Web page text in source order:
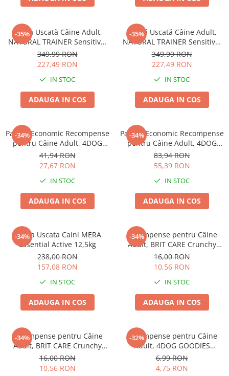
-35%
Hrană Uscată Câine Adult,
NATURAL TRAINER Sensitive,
Fără Gluten, Talie
Medie/Mare, Iepure, 12kg
349,99 RON
227,49 RON
IN STOC
ADAUGA IN COS
-35%
Hrană Uscată Câine Adult,
NATURAL TRAINER Sensitive,
Fără Gluten, Talie
Medie/Mare, Miel, 12kg
349,99 RON
227,49 RON
IN STOC
ADAUGA IN COS
-34%
Pachet Economic Recompense
pentru Câine Adult, 4DOG
GOODIES Trainer, Miel și
Orez, 6x150g
41,94 RON
27,67 RON
IN STOC
ADAUGA IN COS
-34%
Pachet Economic Recompense
pentru Câine Adult, 4DOG
GOODIES Classic, Jerky
Tenders Pui, 6x100g
83,94 RON
55,39 RON
IN STOC
ADAUGA IN COS
-34%
Hrana Uscata Caini MERA
Essential Active 12,5kg
238,00 RON
157,08 RON
IN STOC
ADAUGA IN COS
-34%
Recompense pentru Câine
Adult, BRIT CARE Crunchy
Cracker, Insecte, Curcan și
Mere, 200g
16,00 RON
10,56 RON
IN STOC
ADAUGA IN COS
-34%
Recompense pentru Câine
Adult, BRIT CARE Crunchy
Cracker, Insecte, Iepure și
Fenicul, 200g
16,00 RON
10,56 RON
-32%
Recompense pentru Câine
Adult, 4DOG GOODIES
Trainer, Miel și Orez, 150g
6,99 RON
4,75 RON